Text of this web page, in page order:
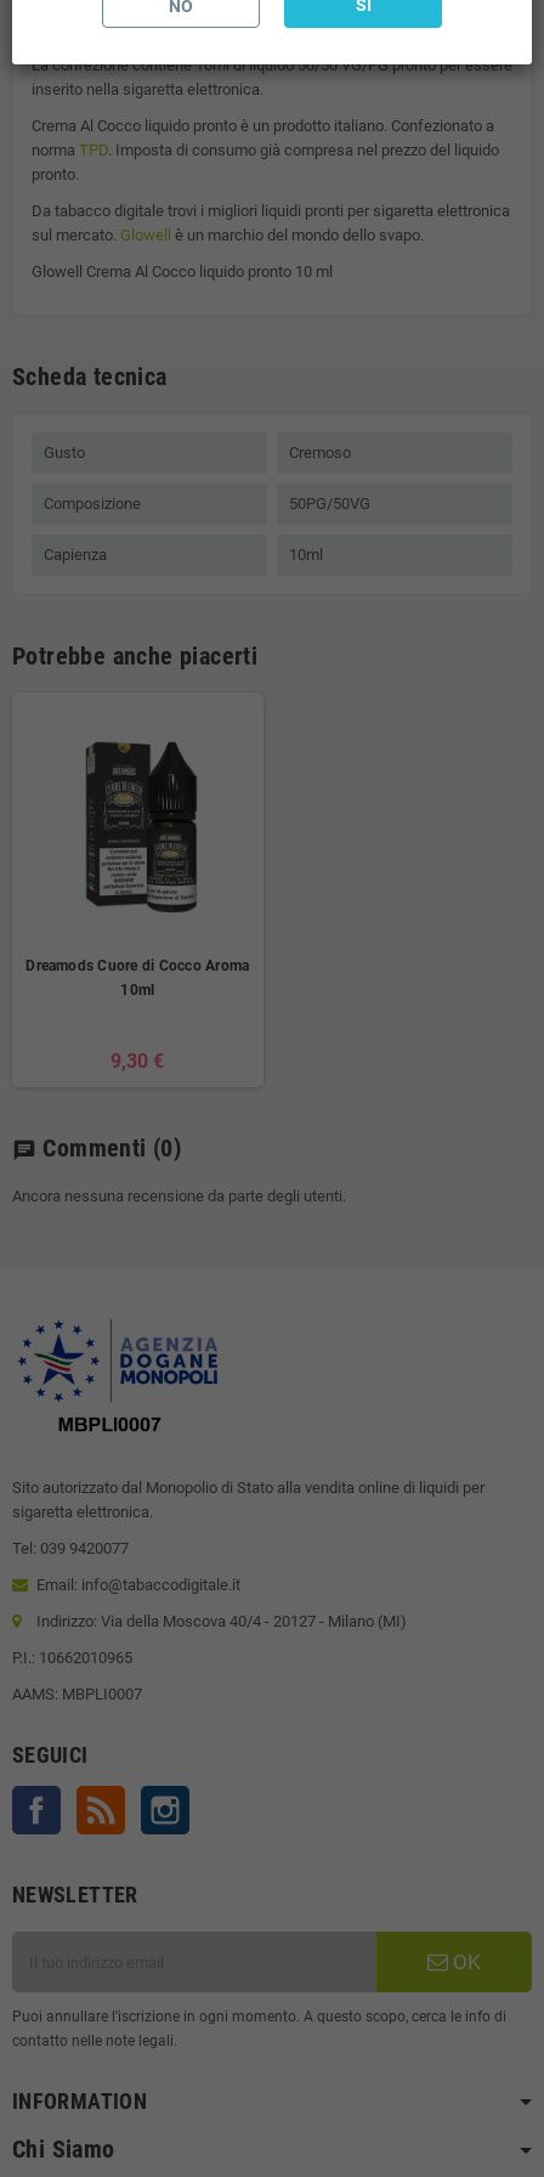
Da Tabacco Digitale puoi trovare tutti i liquidi per sigaretta elettronica
del marchio
La confezione contiene 10ml di liquido 50/50 VG/PG pronto per essere
inserito nella sigaretta elettronica.
Crema Al Cocco liquido pronto è un prodotto italiano. Confezionato a
norma TPD. Imposta di consumo già compresa nel prezzo del liquido
pronto.
Da tabacco digitale trovi i migliori liquidi pronti per sigaretta elettronica
sul mercato. Glowell è un marchio del mondo dello svapo.
Glowell Crema Al Cocco liquido pronto 10 ml
Scheda tecnica
Gusto Cremoso
Composizione 50PG/50VG
Capienza 10ml
Potrebbe anche piacerti
Dreamods Cuore di Cocco Aroma
10ml
9,30 €
chat Commenti (0)
Ancora nessuna recensione da parte degli utenti.
Sito autorizzato dal Monopolio di Stato alla vendita online di liquidi per
sigaretta elettronica.
Tel: 039 9420077
Email: info@tabaccodigitale.it
Indirizzo: Via della Moscova 40/4 - 20127 - Milano (MI)
P.I.: 10662010965
AAMS: MBPLI0007
SEGUICI
Facebook Rss
NEWSLETTER
OK
Puoi annullare l'iscrizione in ogni momento. A questo scopo, cerca le info di
contatto nelle note legali.
INFORMATION
Chi Siamo
NO SI